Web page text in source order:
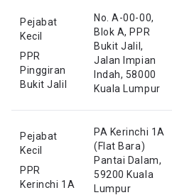
Pejabat
Kecil
PPR
Pinggiran
Bukit Jalil
No. A-00-00,
Blok A, PPR
Bukit Jalil,
Jalan Impian
Indah, 58000
Kuala Lumpur
Pejabat
Kecil
PPR
Kerinchi 1A
PA Kerinchi 1A
(Flat Bara)
Pantai Dalam,
59200 Kuala
Lumpur